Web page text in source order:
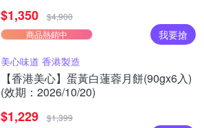
$1,350
$4,900
商品熱銷中
我要搶
美心味道 香港製造
【香港美心】蛋黃白蓮蓉月餅(90gx6入)
(效期：2026/10/20)
$1,229
$1,399